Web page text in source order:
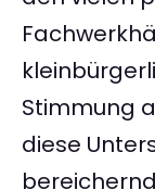
Stimmung
diese